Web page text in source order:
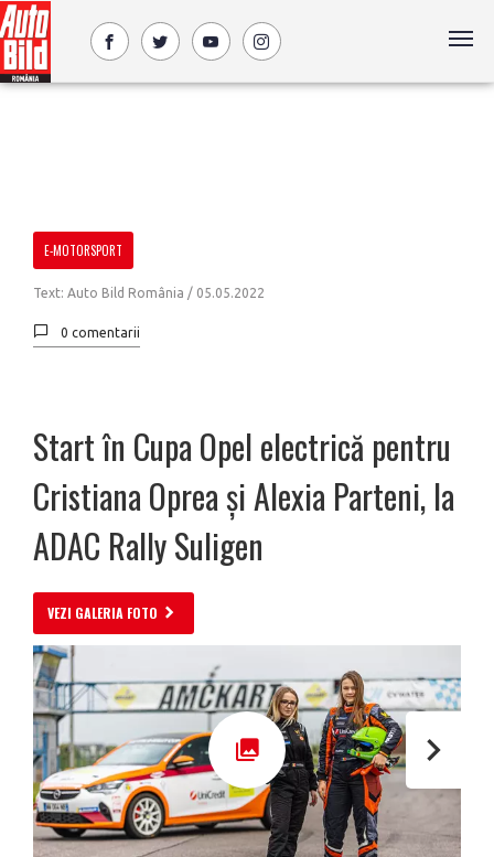
E-MOTORSPORT
Text: Auto Bild România / 05.05.2022
0 comentarii
Start în Cupa Opel electrică pentru
Cristiana Oprea și Alexia Parteni, la
ADAC Rally Suligen
VEZI GALERIA FOTO